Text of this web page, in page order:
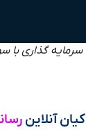
سرمایه گذاری با سود 40%
کیان آنلاین